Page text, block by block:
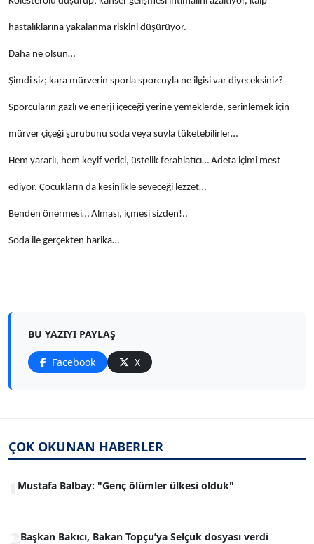
hastalıklarına yakalanma riskini düşürüyor.
Daha ne olsun…
Şimdi siz; kara mürverin sporla sporcuyla ne ilgisi var diyeceksiniz?
Sporcuların gazlı ve enerji içeceği yerine yemeklerde, serinlemek için
mürver çiçeği şurubunu soda veya suyla tüketebilirler…
Hem yararlı, hem keyif verici, üstelik ferahlatıcı… Adeta içimi mest
ediyor. Çocukların da kesinlikle seveceği lezzet…
Benden önermesi… Alması, içmesi sizden!..
Soda ile gerçekten harika…
BU YAZIYI PAYLAŞ
Facebook X
ÇOK OKUNAN HABERLER
Mustafa Balbay: "Genç ölümler ülkesi olduk"
Başkan Bakıcı, Bakan Topçu’ya Selçuk dosyası verdi